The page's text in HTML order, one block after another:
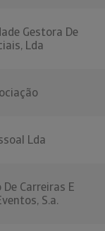
Gestora De
Lda
Lda
Carreiras E
S.a.